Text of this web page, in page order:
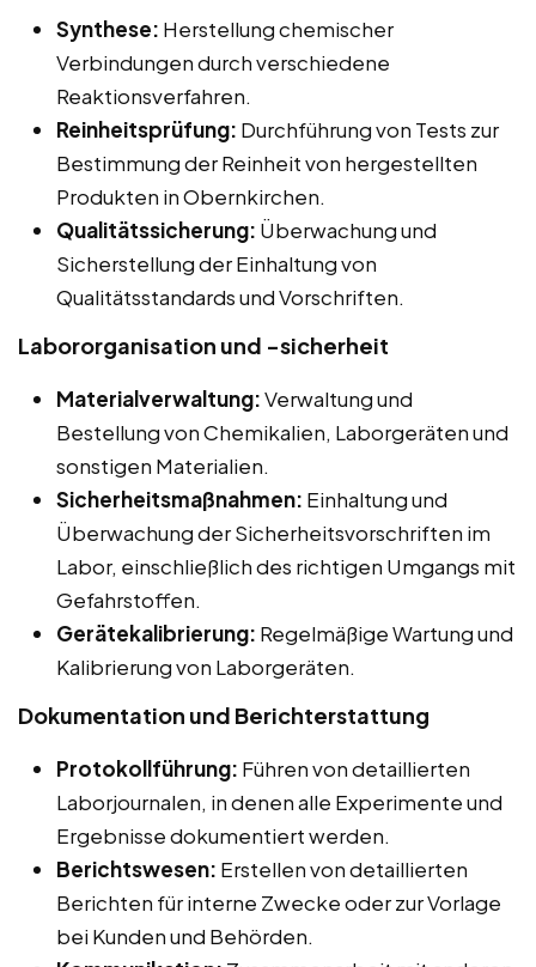
Synthese: Herstellung chemischer
Verbindungen durch verschiedene
Reaktionsverfahren.
Reinheitsprüfung: Durchführung von Tests zur
Bestimmung der Reinheit von hergestellten
Produkten in Obernkirchen.
Qualitätssicherung: Überwachung und
Sicherstellung der Einhaltung von
Qualitätsstandards und Vorschriften.
Labororganisation und -sicherheit
Materialverwaltung:Verwaltung und
Bestellung von Chemikalien, Laborgeräten und
sonstigen Materialien.
Sicherheitsmaßnahmen: Einhaltung und
Überwachung der Sicherheitsvorschriften im
Labor, einschließlich des richtigen Umgangs mit
Gefahrstoffen.
Gerätekalibrierung: Regelmäßige Wartung und
Kalibrierung von Laborgeräten.
Dokumentation und Berichterstattung
Protokollführung: Führen von detaillierten
Laborjournalen, in denen alle Experimente und
Ergebnisse dokumentiert werden.
Berichtswesen: Erstellen von detaillierten
Berichten für interne Zwecke oder zur Vorlage
bei Kunden und Behörden.